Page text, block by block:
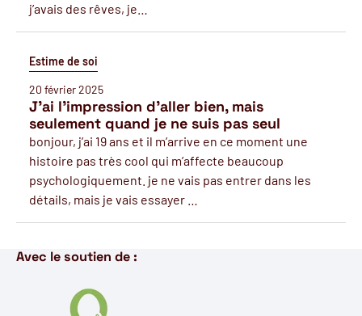
j’avais des rêves, je…
Estime de soi
20 février 2025
J’ai l’impression d’aller bien, mais
seulement quand je ne suis pas seul
bonjour, j’ai 19 ans et il m’arrive en ce moment une
histoire pas très cool qui m’affecte beaucoup
psychologiquement. je ne vais pas entrer dans les
détails, mais je vais essayer …
Avec le soutien de :